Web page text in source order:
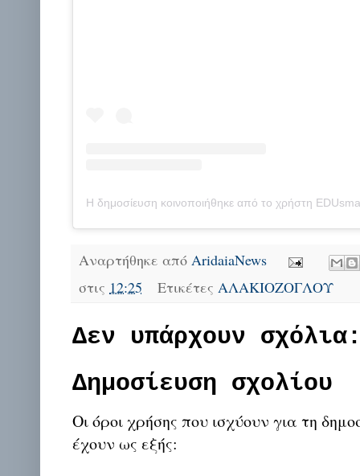
Αναρτήθηκε από AridaiaNews
στις 12:25 ΕτικέτεςΑΛΑΚΙΟΖΟΓΛΟΥ
Δεν υπάρχουν
Δημοσίευση σχολίου
Οι όροι χρήσης που ισχύουν για τη
έχουν ως εξής: